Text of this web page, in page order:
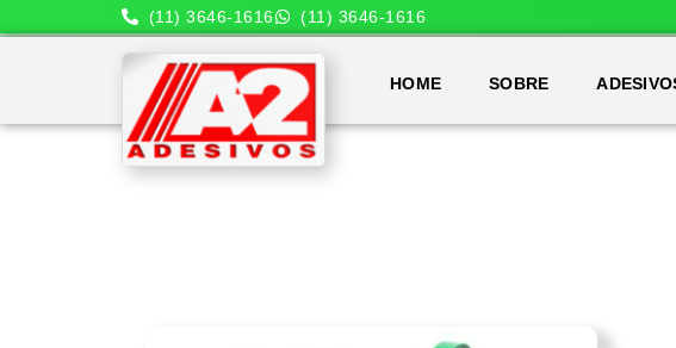
(11) 3646-1616 (11) 3646-1616
HOME SOBRE